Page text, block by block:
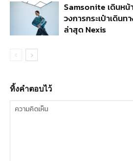
Samsonite เดินห
วงการกระเป๋าเดิน
ล่าสุด Nexis
ทิ้งคำตอบไว้